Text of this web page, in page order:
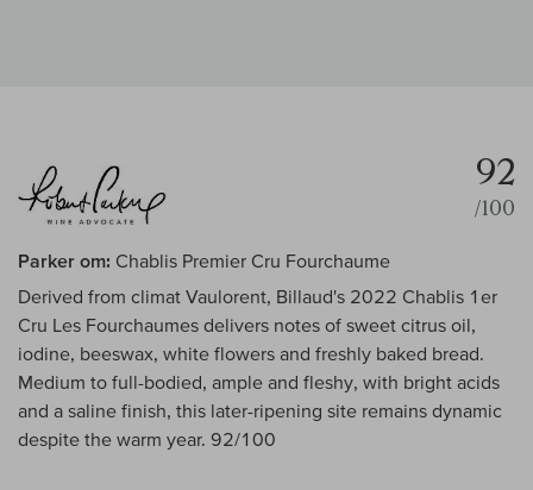
92
/100
Parker om: Chablis Premier Cru Fourchaume
Derived from climat Vaulorent, Billaud's 2022 Chablis 1er
Cru Les Fourchaumes delivers notes of sweet citrus oil,
iodine, beeswax, white flowers and freshly baked bread.
Medium to full-bodied, ample and fleshy, with bright acids
and a saline finish, this later-ripening site remains dynamic
despite the warm year. 92/100